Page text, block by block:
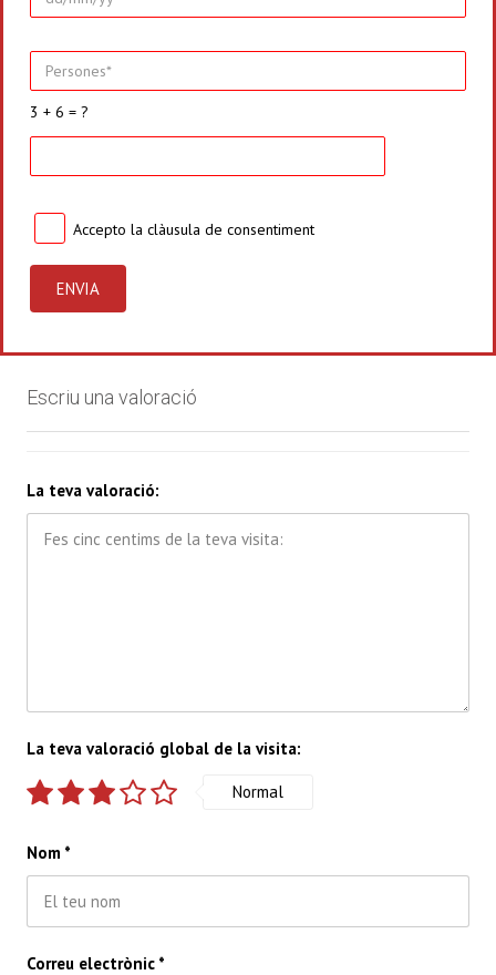
3 + 6 = ?
Accepto la clàusula de consentiment
Escriu una valoració
La teva valoració:
Nom *
Correu electrònic *
La teva valoració global de la visita:
Normal